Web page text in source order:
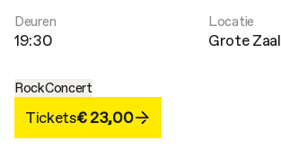
Deuren
19:30
Locatie
Grote Zaal
RockConcert
Tickets€ 23,00